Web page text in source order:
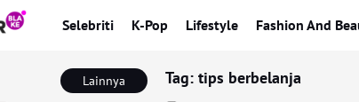
Selebriti K-Pop Lifestyle Fashion And
Lainnya Tag: tips berbelanja